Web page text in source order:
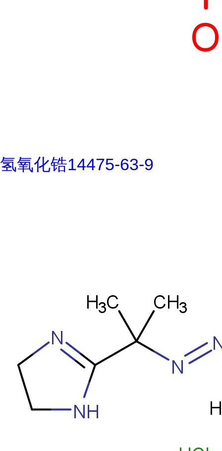
氢氧化锆14475-63-9